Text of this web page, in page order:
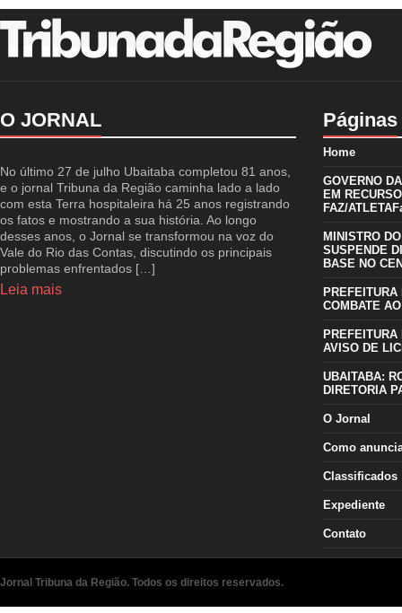
O JORNAL
No último 27 de julho Ubaitaba completou 81 anos,
e o jornal Tribuna da Região caminha lado a lado
com esta Terra hospitaleira há 25 anos registrando
os fatos e mostrando a sua história. Ao longo
desses anos, o Jornal se transformou na voz do
Vale do Rio das Contas, discutindo os principais
problemas enfrentados […]
Leia mais
Páginas
Home
GOVERNO
EM
FAZ/
MINISTRO
SUSPENDE
BASE NO
COMBATE
AVISO DE
UBAITABA:
DIRETORIA
O Jornal
Como
Classificados
Expediente
Contato
Jornal Tribuna da Região. Todos os direitos reservados.